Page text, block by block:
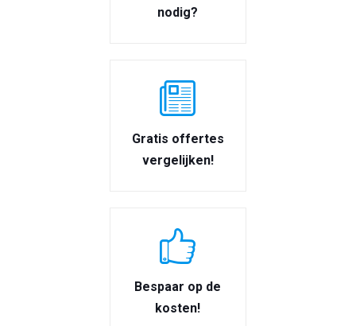
nodig?
Gratis offertes
vergelijken!
Bespaar op de
kosten!